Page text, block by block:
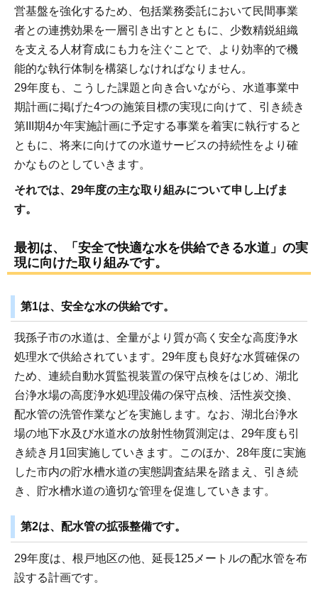
営基盤を強化するため、包括業務委託において民間事業
者との連携効果を一層引き出すとともに、少数精鋭組織
を支える人材育成にも力を注ぐことで、より効率的で機
能的な執行体制を構築しなければなりません。
29年度も、こうした課題と向き合いながら、水道事業中
期計画に掲げた4つの施策目標の実現に向けて、引き続き
第III期4か年実施計画に予定する事業を着実に執行すると
ともに、将来に向けての水道サービスの持続性をより確
かなものとしていきます。
それでは、29年度の主な取り組みについて申し上げま
す。
最初は、「安全で快適な水を供給できる水道」の実
現に向けた取り組みです。
第1は、安全な水の供給です。
我孫子市の水道は、全量がより質が高く安全な高度浄水
処理水で供給されています。29年度も良好な水質確保の
ため、連続自動水質監視装置の保守点検をはじめ、湖北
台浄水場の高度浄水処理設備の保守点検、活性炭交換、
配水管の洗管作業などを実施します。なお、湖北台浄水
場の地下水及び水道水の放射性物質測定は、29年度も引
き続き月1回実施していきます。このほか、28年度に実施
した市内の貯水槽水道の実態調査結果を踏まえ、引き続
き、貯水槽水道の適切な管理を促進していきます。
第2は、配水管の拡張整備です。
29年度は、根戸地区の他、延長125メートルの配水管を布
設する計画です。